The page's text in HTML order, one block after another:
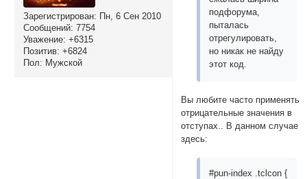
Зарегистрирован: Пн, 6 Сен 2010
Сообщений: 7754
Уважение: +6315
Позитив: +6824
Пол: Мужской
подфорума,
пыталась
отрегулировать,
но никак не найду
этот код.
Вы любите часто применять
отрицательные значения в
отступах.. В данном случае
здесь:
#pun-index .tclcon {